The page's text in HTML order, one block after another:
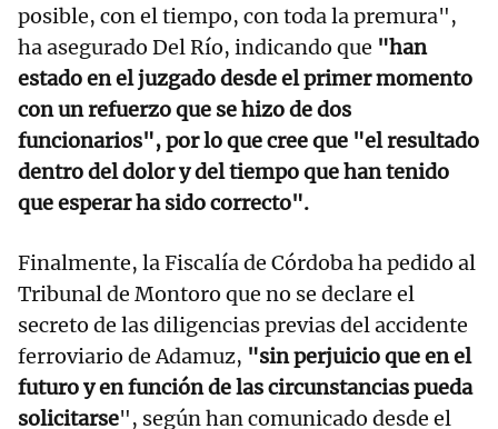
posible, con el tiempo, con toda la premura",
ha asegurado Del Río, indicando que "han
estado en el juzgado desde el primer momento
con un refuerzo que se hizo de dos
funcionarios", por lo que cree que "el resultado
dentro del dolor y del tiempo que han tenido
que esperar ha sido correcto".
Finalmente, la Fiscalía de Córdoba ha pedido al
Tribunal de Montoro que no se declare el
secreto de las diligencias previas del accidente
ferroviario de Adamuz, "sin perjuicio que en el
futuro y en función de las circunstancias pueda
solicitarse", según han comunicado desde el